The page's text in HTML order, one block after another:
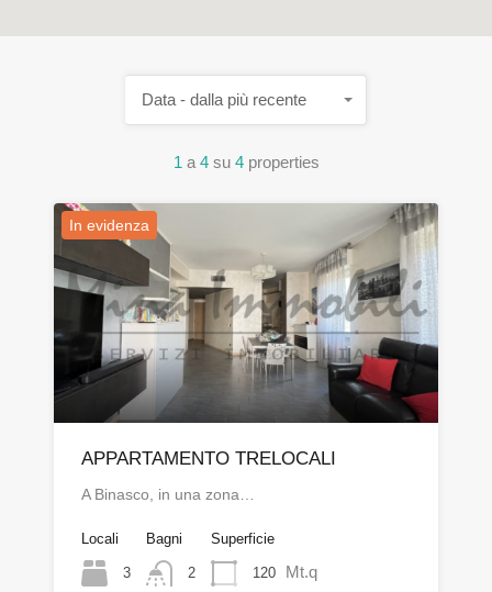
1 a 4 su 4 properties
Data - dalla più recente
In evidenza
APPARTAMENTO TRELOCALI
A Binasco, in una zona…
Locali
3
Bagni
2
Superficie
120 Mt.q